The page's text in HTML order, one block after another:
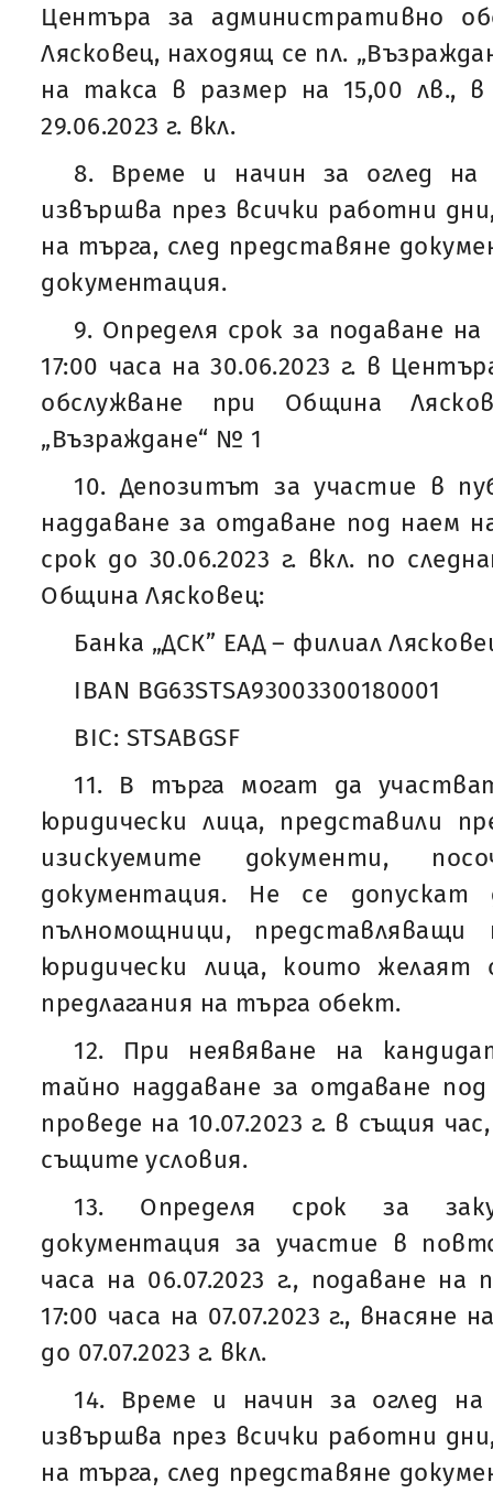
Центъра за административно
Лясковец, находящ се пл.
на такса в размер на 15,00 лв.,
29.06.2023 г. вкл.
8. Време и начин за оглед
извършва през всички работни
на търга, след представяне
документация.
9. Определя срок за подаване
17:00 часа на 30.06.2023 г. в
обслужване при Община
„Възраждане“ № 1
10. Депозитът за участие в
наддаване за отдаване под наем
срок до 30.06.2023 г. вкл. по
Община Лясковец:
Банка „ДСК” ЕАД – филиал
IBAN BG63STSA93003300180001
BIC: STSABGSF
11. В търга могат да
юридически лица, представили
изискуемите документи,
документация. Не се
пълномощници, представляващи
юридически лица, които желаят
предлагания на търга обект.
12. При неявяване на
тайно наддаване за отдаване
проведе на 10.07.2023 г. в същия
същите условия.
13. Определя срок за
документация за участие в
часа на 06.07.2023 г., подаване
17:00 часа на 07.07.2023 г., внасяне
до 07.07.2023 г. вкл.
14. Време и начин за оглед
извършва през всички работни
на търга, след представяне